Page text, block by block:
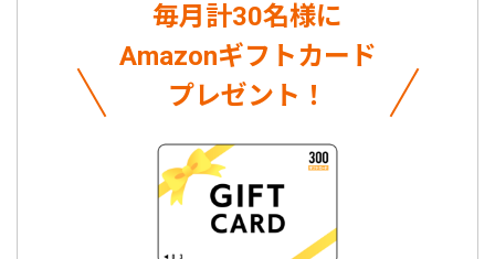
毎月計30名様に
Amazonギフトカード
プレゼント！